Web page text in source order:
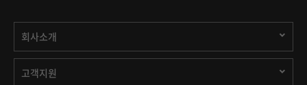
회사소개
고객지원